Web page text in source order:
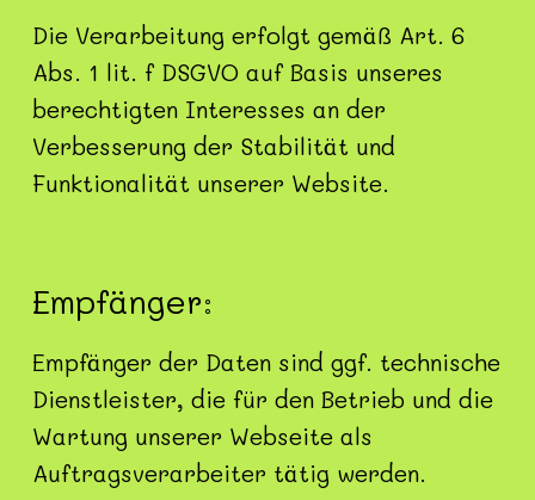
Die Verarbeitung erfolgt gemäß Art. 6
Abs. 1 lit. f DSGVO auf Basis unseres
berechtigten Interesses an der
Verbesserung der Stabilität und
Funktionalität unserer Website.
Empfänger:
Empfänger der Daten sind ggf. technische
Dienstleister, die für den Betrieb und die
Wartung unserer Webseite als
Auftragsverarbeiter tätig werden.